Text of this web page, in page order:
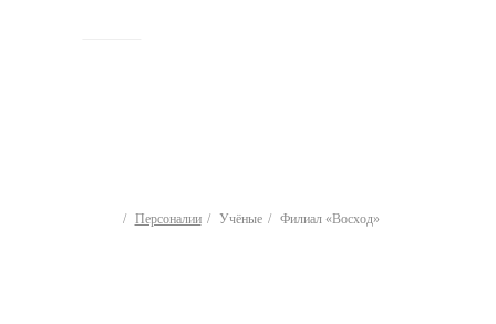
Персоналии Учёные Филиал «Восход»